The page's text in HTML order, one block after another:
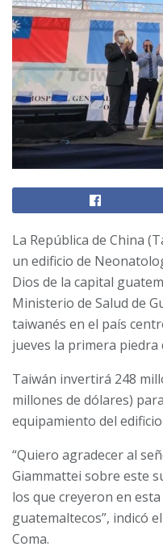
La República de China
un edificio de
Dios de la capital
Ministerio de Salud de
taiwanés en el país
jueves la primera piedra
Taiwán invertirá 248
millones de dólares)
equipamiento del
“Quiero agradecer al
Giammattei sobre este
los que creyeron en
guatemaltecos”, indicó
Coma.